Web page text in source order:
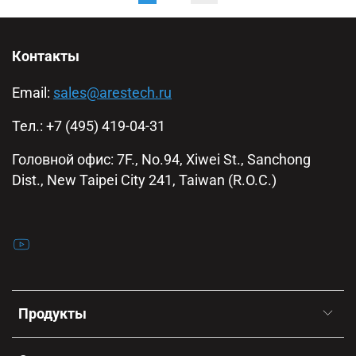
Продукты
Контакты
Email: sales@arestech.ru
Тел.: +7 (495) 419-04-31
Головной офис: 7F., No.94, Xiwei St., Sanchong
Dist., New Taipei City 241, Taiwan (R.O.C.)